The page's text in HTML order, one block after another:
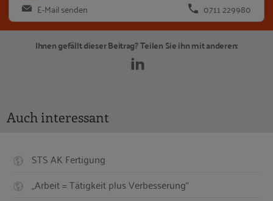
E-Mail senden 0711 229980
Ihnen gefällt dieser Beitrag? Teilen Sie ihn mit anderen:
Auch interessant
STS AK Fertigung
„Arbeit = Tätigkeit plus Verbesserung“